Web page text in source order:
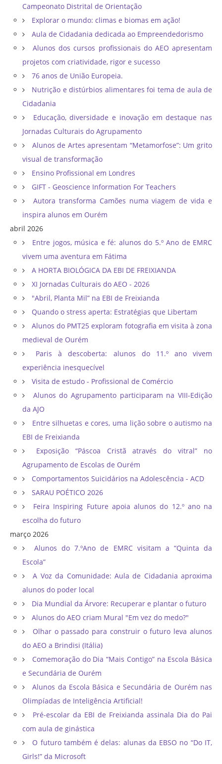
Campeonato Distrital de Orientação ​
Explorar o mundo: climas e biomas em ação!
Aula de Cidadania dedicada ao Empreendedorismo
Alunos dos cursos profissionais do AEO apresentam
projetos com criatividade, rigor e sucesso
76 anos de União Europeia.
Nutrição e distúrbios alimentares foi tema de aula de
Cidadania
Educação, diversidade e inovação em destaque nas
Jornadas Culturais do Agrupamento
Alunos de Artes apresentam “Metamorfose”: Um grito
visual de transformação
Ensino Profissional em Londres
GIFT - Geoscience Information For Teachers
Autora transforma Camões numa viagem de vida e
inspira alunos em Ourém
abril 2026
Entre jogos, música e fé: alunos do 5.º Ano de EMRC
vivem uma aventura em Fátima
A HORTA BIOLÓGICA DA EBI DE FREIXIANDA
XI Jornadas Culturais do AEO - 2026
"Abril, Planta Mil” na EBI de Freixianda
Quando o stress aperta: Estratégias que Libertam
Alunos do PMT25 exploram fotografia em visita à zona
medieval de Ourém
Paris à descoberta: alunos do 11.º ano vivem
experiência inesquecível
Visita de estudo - Profissional de Comércio
Alunos do Agrupamento participaram na VIII-Edição
da AJO
Entre silhuetas e cores, uma lição sobre o autismo na
EBI de Freixianda
Exposição “Páscoa Cristã através do vitral” no
Agrupamento de Escolas de Ourém
Comportamentos Suicidários na Adolescência - ACD
SARAU POÉTICO 2026
Feira Inspiring Future apoia alunos do 12.º ano na
escolha do futuro
março 2026
Alunos do 7.ºAno de EMRC visitam a “Quinta da
Escola”
A Voz da Comunidade: Aula de Cidadania aproxima
alunos do poder local
Dia Mundial da Árvore: Recuperar e plantar o futuro
Alunos do AEO criam Mural "Em vez do medo?"
Olhar o passado para construir o futuro leva alunos
do AEO a Brindisi (Itália)
Comemoração do Dia “Mais Contigo” na Escola Básica
e Secundária de Ourém
Alunos da Escola Básica e Secundária de Ourém nas
Olimpíadas de Inteligência Artificial!
Pré-escolar da EBI de Freixianda assinala Dia do Pai
com aula de ginástica
O futuro também é delas: alunas da EBSO no “Do IT,
Girls!” da Microsoft